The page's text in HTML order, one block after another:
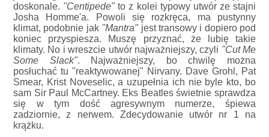
doskonale. "Centipede"to z kolei typowy utwór ze stajni
Josha Homme'a. Powoli się rozkręca, ma pustynny
klimat, podobnie jak "Mantra"jest transowy i dopiero pod
koniec przyspiesza. Muszę przyznać, że lubię takie
klimaty. No i wreszcie utwór najważniejszy, czyli "Cut Me
Some Slack". Najważniejszy, bo chwilę można
posłuchać tu "reaktywowanej" Nirvany. Dave Grohl, Pat
Smear, Krist Noveselic, a uzupełnia ich nie byle kto, bo
sam Sir Paul McCartney. Eks Beatles świetnie sprawdza
się w tym dość agresywnym numerze, śpiewa
zadziornie, z nerwem. Zdecydowanie utwór nr 1 na
krążku.